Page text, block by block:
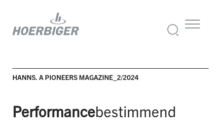
HANNS. A PIONEERS MAGAZINE_2/2024
Performancebestimmend